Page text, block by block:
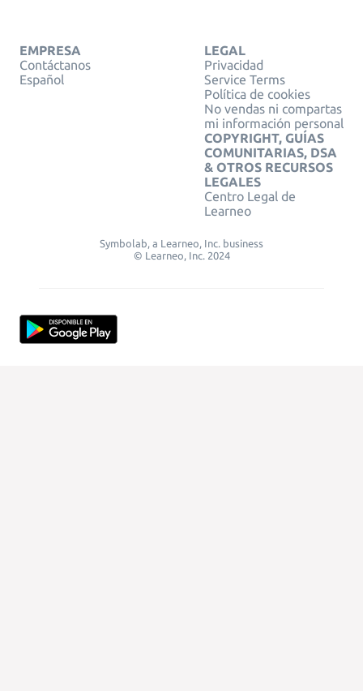
EMPRESA
Contáctanos
Español
LEGAL
Privacidad
Service Terms
Política de cookies
No vendas ni compartas
mi información personal
COPYRIGHT, GUÍAS
COMUNITARIAS, DSA
& OTROS RECURSOS
LEGALES
Centro Legal de
Learneo
Symbolab, a Learneo, Inc. business
© Learneo, Inc. 2024